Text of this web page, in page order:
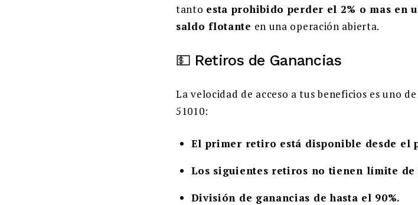
tanto esta prohibido perder el 2% o mas en
saldo flotante en una operación abierta.
💵 Retiros de Ganancias
La velocidad de acceso a tus beneficios es uno
51010:
El primer retiro está disponible desde el
Los siguientes retiros no tienen límite de
División de ganancias de hasta el 90%.